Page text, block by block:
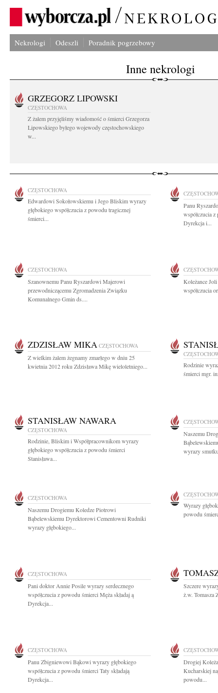
Nekrologi Odeszli Poradnik pogrzebowy
Inne nekrologi
GRZEGORZ LIPOWSKI
CZĘSTOCHOWA
Z żalem przyjęliśmy wiadomość o śmierci Grzegorza
Lipowskiego byłego wojewody częstochowskiego
w...
CZĘSTOCHOWA
Edwardowi Sokołowskiemu i Jego Bliskim wyrazy
głębokiego współczucia z powodu tragicznej
śmierci...
Panu
współczucia
Dyrekcja i...
CZĘSTOCHOWA
Szanownemu Panu Ryszardowi Majerowi
przewodniczącemu Zgromadzenia Związku
Komunalnego Gmin ds....
Koleżance
współczucia
ZDZISŁAW MIKA CZĘSTOCHOWA
Z wielkim żalem żegnamy zmarłego w dniu 25
kwietnia 2012 roku Zdzisława Mikę wieloletniego...
Rodzinie
śmierci mgr.
STANISŁAW NAWARA
CZĘSTOCHOWA
Rodzinie, Bliskim i Współpracownikom wyrazy
głębokiego współczucia z powodu śmierci
Stanisława...
Naszemu
wyrazy
CZĘSTOCHOWA
Naszemu Drogiemu Koledze Piotrowi
Bąbelewskiemu Dyrektorowi Cementowni Rudniki
wyrazy głębokiego...
Wyrazy
powodu
CZĘSTOCHOWA
Pani doktor Annie Posile wyrazy serdecznego
współczucia z powodu śmierci Męża składaj ą
Dyrekcja...
Szczere
ż.w. Tomasza
CZĘSTOCHOWA
Panu Zbigniewowi Bąkowi wyrazy głębokiego
współczucia z powodu śmierci Taty składają
Dyrekcja...
Drogiej
Kucharskiej
powodu...